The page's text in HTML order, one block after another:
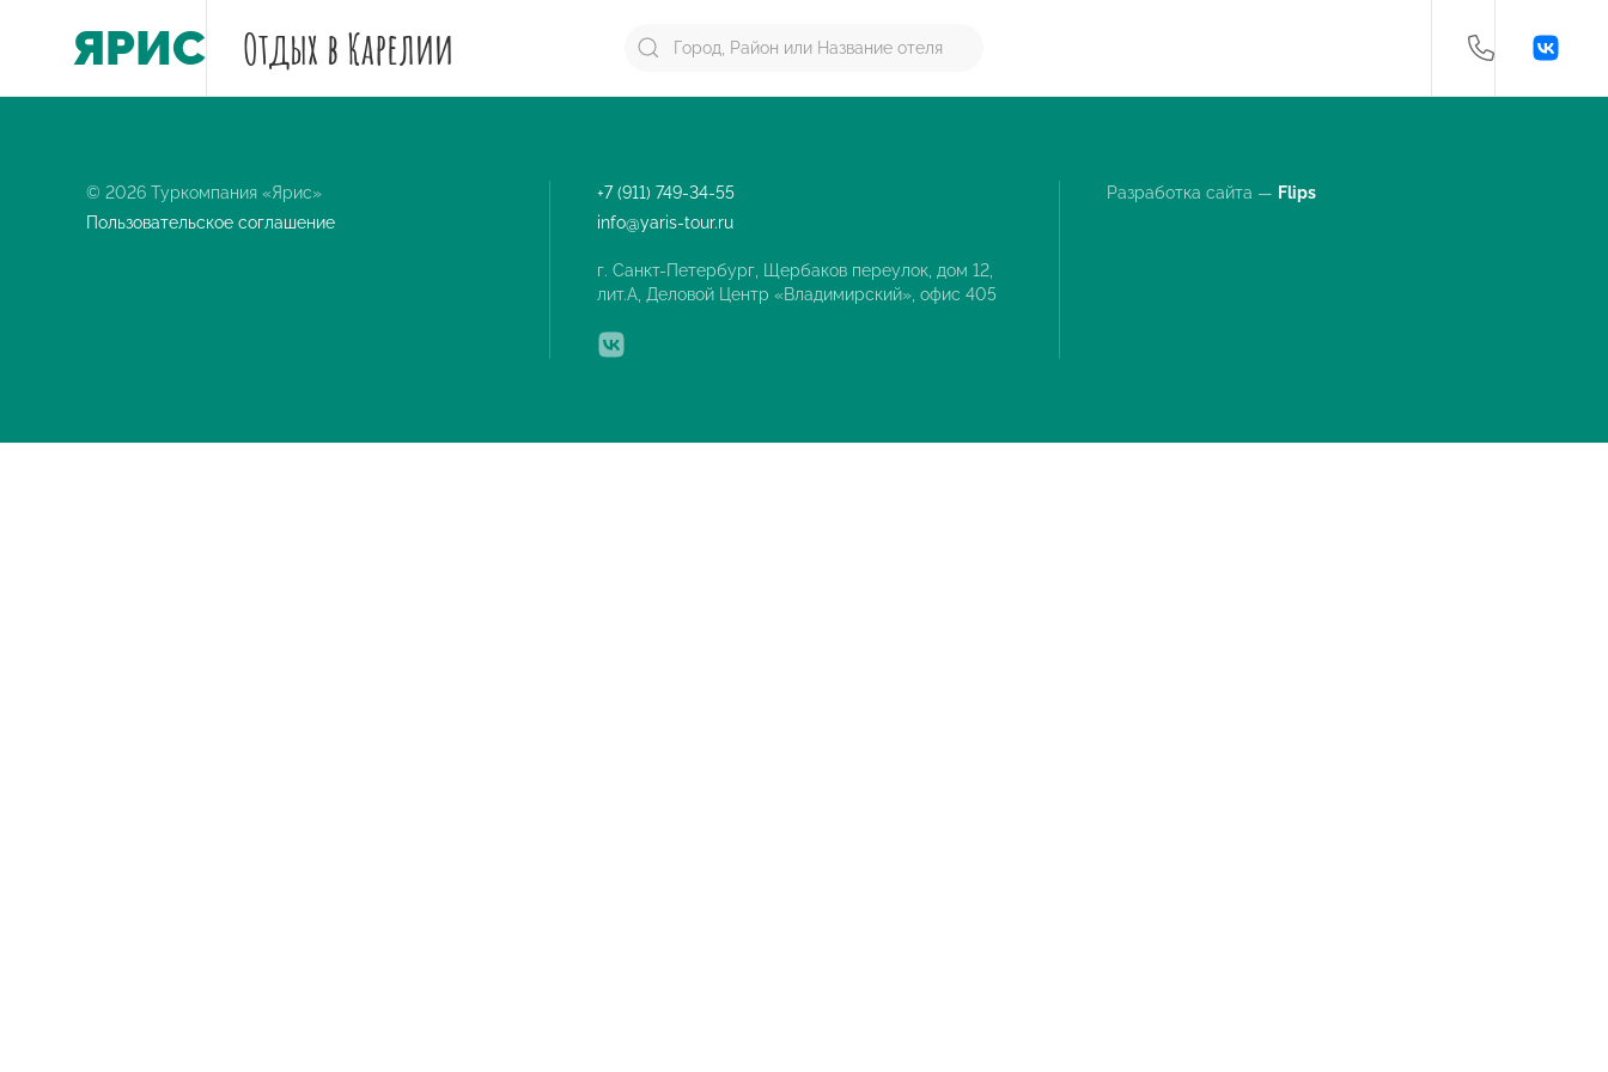
ЯРИС Отдых в Карелии
© 2026 Туркомпания «Ярис»
Пользовательское соглашение
+7 (911) 749-34-55
info@yaris-tour.ru
г. Санкт-Петербург, Щербаков переулок, дом 12,
лит.А, Деловой Центр «Владимирский», офис 405
Разработка сайта — Flips